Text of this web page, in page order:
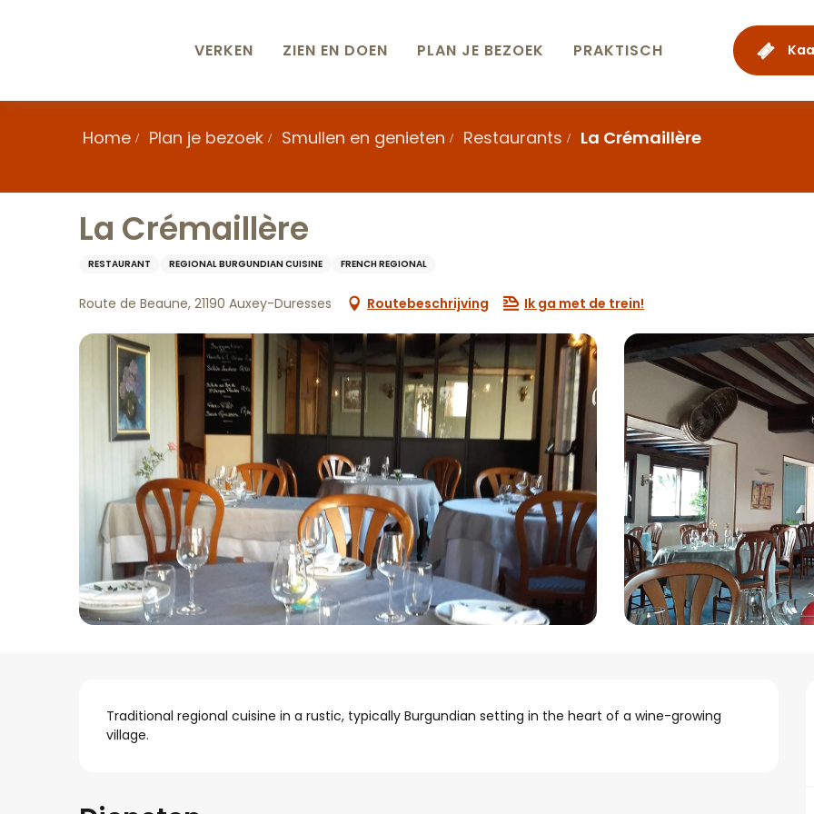
VERKEN ZIEN EN DOEN PLAN JE BEZOEK PRAKTISCH
Home Plan je bezoek Smullen en genieten Restaurants La Crémaillère
La Crémaillère
RESTAURANT REGIONAL BURGUNDIAN CUISINE FRENCH REGIONAL
Route de Beaune, 21190 Auxey-Duresses Routebeschrijving Ik ga met de trein!
Beschrijving
Traditional regional cuisine in a rustic, typically Burgundian setting in the heart of a wine-growing
village.